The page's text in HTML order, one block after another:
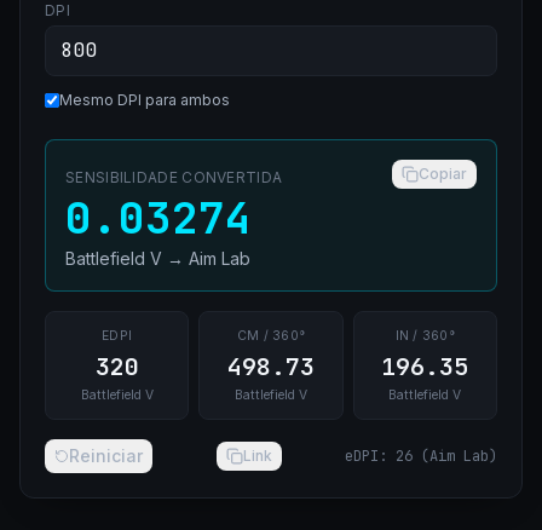
DPI
Mesmo DPI para ambos
SENSIBILIDADE CONVERTIDA Copiar
0.03274
Battlefield V → Aim Lab
EDPI
320
Battlefield V
CM / 360°
498.73
Battlefield V
IN / 360°
196.35
Battlefield V
Reiniciar Link eDPI : 26 (Aim Lab)